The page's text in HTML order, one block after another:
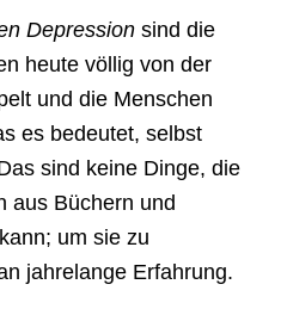
Depression sind die
heute völlig von der
und die Menschen
es bedeutet, selbst
sind keine Dinge, die
aus Büchern und
um sie zu
jahrelange Erfahrung.